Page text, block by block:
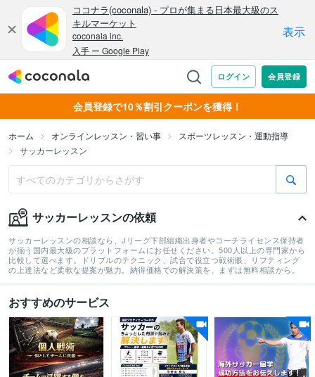
会員登録で10％割引クーポンを獲得！
ホーム オンラインレッスン・習い事
スポーツレッスン・運動指導
サッカーレッスン
サッカーレッスンの依頼
サッカーレッスンの相談なら、Jリーグ下部組織出身者やコーチライセンス保持者
が揃う国内最大級のプラットフォームにお任せください。500人以上の専門家から
比較して選べます。ドリブルのテクニック、試合で役立つ戦術眼、リフティング
の上達法など柔軟な提案が魅力。納得価格での解決策を、まずは無料相談から。
おすすめのサービス